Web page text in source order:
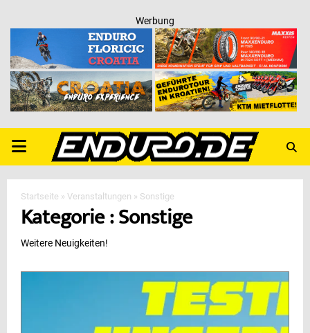
Werbung
PRIMARY
MENU
Startseite » Veranstaltungen » Sonstige
Kategorie : Sonstige
Weitere Neuigkeiten!